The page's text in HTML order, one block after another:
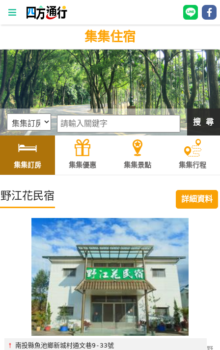
四
方
通
行
訂
房
灣
訂
房
直接跟飯店訂房 HOT
集集住宿
搜 尋
集集訂房 集集優惠 集集景點 集集行程
野江花民宿 詳細資料
⫯南投縣魚池鄉新城村通文巷9-33號